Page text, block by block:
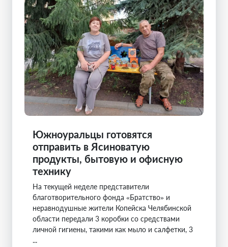
Южноуральцы готовятся
отправить в Ясиноватую
продукты, бытовую и офисную
технику
На текущей неделе представители
благотворительного фонда «Братство» и
неравнодушные жители Копейска Челябинской
области передали 3 коробки со средствами
личной гигиены, такими как мыло и салфетки, 3
...